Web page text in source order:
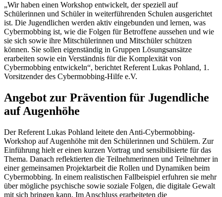
„Wir haben einen Workshop entwickelt, der speziell auf
Schülerinnen und Schüler in weiterführenden Schulen ausgerichtet
ist. Die Jugendlichen werden aktiv eingebunden und lernen, was
Cybermobbing ist, wie die Folgen für Betroffene aussehen und wie
sie sich sowie ihre Mitschülerinnen und Mitschüler schützen
können. Sie sollen eigenständig in Gruppen Lösungsansätze
erarbeiten sowie ein Verständnis für die Komplexität von
Cybermobbing entwickeln“, berichtet Referent Lukas Pohland, 1.
Vorsitzender des Cybermobbing-Hilfe e.V.
Angebot zur Prävention für Jugendliche
auf Augenhöhe
Der Referent Lukas Pohland leitete den Anti-Cybermobbing-
Workshop auf Augenhöhe mit den Schülerinnen und Schülern. Zur
Einführung hielt er einen kurzen Vortrag und sensibilisierte für das
Thema. Danach reflektierten die Teilnehmerinnen und Teilnehmer in
einer gemeinsamen Projektarbeit die Rollen und Dynamiken beim
Cybermobbing. In einem realistischen Fallbeispiel erfuhren sie mehr
über mögliche psychische sowie soziale Folgen, die digitale Gewalt
mit sich bringen kann. Im Anschluss erarbeiteten die